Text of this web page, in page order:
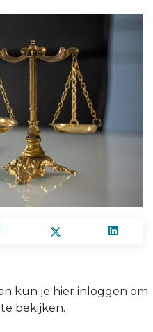
kun je hier inloggen om
bekijken.